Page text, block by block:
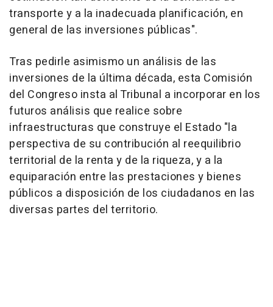
transporte y a la inadecuada planificación, en
general de las inversiones públicas".
Tras pedirle asimismo un análisis de las
inversiones de la última década, esta Comisión
del Congreso insta al Tribunal a incorporar en los
futuros análisis que realice sobre
infraestructuras que construye el Estado "la
perspectiva de su contribución al reequilibrio
territorial de la renta y de la riqueza, y a la
equiparación entre las prestaciones y bienes
públicos a disposición de los ciudadanos en las
diversas partes del territorio.